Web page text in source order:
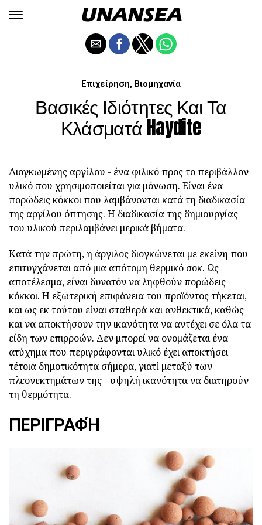
Επιχείρηση, Βιομηχανία
Βασικές Ιδιότητες Και Τα
Κλάσματά Haydite
Διογκωμένης αργίλου - ένα φιλικό προς το περιβάλλον
υλικό που χρησιμοποιείται για μόνωση. Είναι ένα
πορώδεις κόκκοι που λαμβάνονται κατά τη διαδικασία
της αργίλου όπτησης. Η διαδικασία της δημιουργίας
του υλικού περιλαμβάνει μερικά βήματα.
Κατά την πρώτη, η άργιλος διογκώνεται με εκείνη που
επιτυγχάνεται από μια απότομη θερμικό σοκ. Ως
αποτέλεσμα, είναι δυνατόν να ληφθούν πορώδεις
κόκκοι. Η εξωτερική επιφάνεια του προϊόντος τήκεται,
και ως εκ τούτου είναι σταθερά και ανθεκτικά, καθώς
και να αποκτήσουν την ικανότητα να αντέχει σε όλα τα
είδη των επιρροών. Δεν μπορεί να ονομάζεται ένα
ατύχημα που περιγράφονται υλικό έχει αποκτήσει
τέτοια δημοτικότητα σήμερα, γιατί μεταξύ των
πλεονεκτημάτων της - υψηλή ικανότητα να διατηρούν
τη θερμότητα.
ΠΕΡΙΓΡΑΦΉ